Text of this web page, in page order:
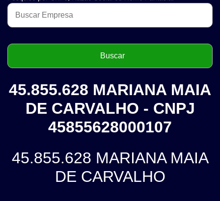
45.855.628 MARIANA MAIA
DE CARVALHO - CNPJ
45855628000107
45.855.628 MARIANA MAIA
DE CARVALHO